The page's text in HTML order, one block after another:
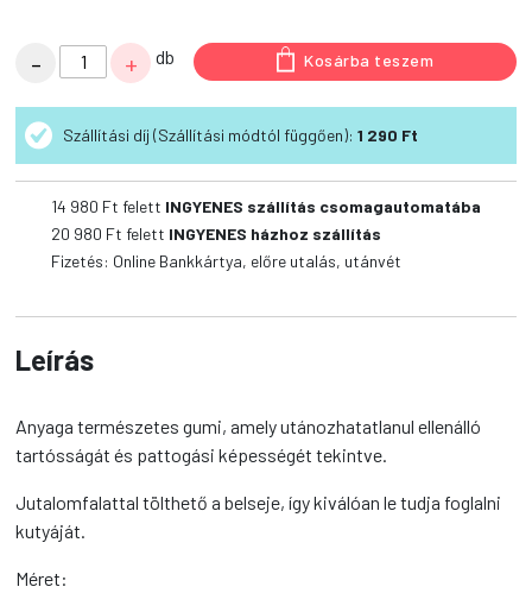
-
KONG
Extrém
Harang
Fekete
mennyiség
+ db Kosárba teszem
Szállítási díj (Szállítási módtól függően): 1 290 Ft
14 980 Ft felett INGYENES szállítás csomagautomatába
20 980 Ft felett INGYENES házhoz szállítás
Fizetés: Online Bankkártya, előre utalás, utánvét
Leírás
Anyaga természetes gumi, amely utánozhatatlanul ellenálló
tartósságát és pattogási képességét tekintve.
Jutalomfalattal tölthető a belseje, így kiválóan le tudja foglalni
kutyáját.
Méret: